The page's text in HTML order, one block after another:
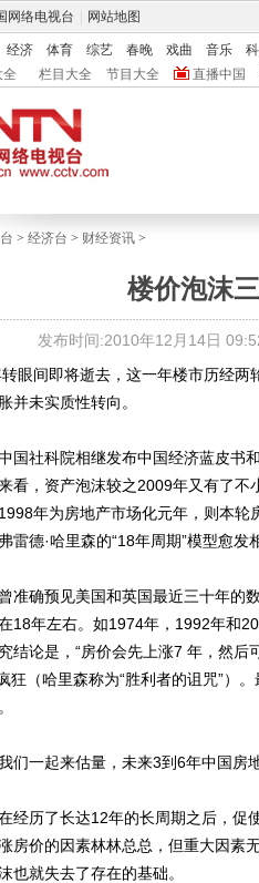
网络电视台 网站地图
经济 体育 综艺 春晚 戏曲 音乐
全 栏目大全 节目大全 直播中国
> 经济台 > 财经资讯 >
楼价泡沫
发布时间:2010年12月14日
间即将逝去，这一年楼市历经两
并未实质性转向。
社科院相继发布中国经济蓝皮书
看，资产泡沫较之2009年又有了
年为房地产市场化元年，则本
雷德·哈里森的“18年周期”模型愈发
确预见美国和英国最近三十年的
18年左右。如1974年，1992年和
结论是，“房价会先上涨7 年，然
狂（哈里森称为“胜利者的诅咒”）
一起来估量，未来3到6年中国房地
历了长达12年的长周期之后，促
房价的因素林林总总，但重大因素
也就失去了存在的基础。